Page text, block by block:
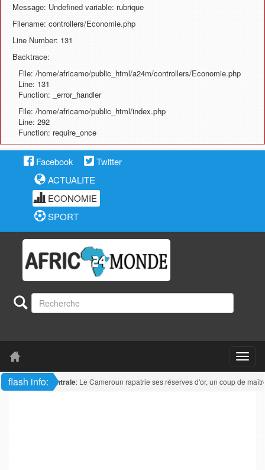
Message: Undefined variable: rubrique
Filename: controllers/Economie.php
Line Number: 131
Backtrace:
File: /home/africamo/public_html/a24m/controllers/Economie.php
Line: 131
Function: _error_handler
File: /home/africamo/public_html/index.php
Line: 292
Function: require_once
Facebook
Twitter
ACTUALITE
ECONOMIE
SPORT
flash info:
Afrique centrale: Le Cameroun rapatrie ses réserves d'or, un coup de maître